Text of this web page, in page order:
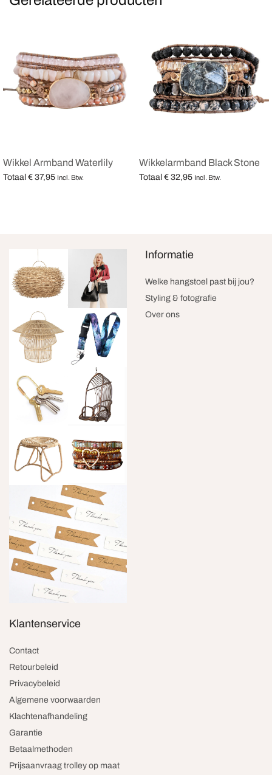
Wikkel Armband Waterlily
Totaal € 37,95 Incl. Btw.
Wikkelarmband Black Stone
Totaal € 32,95 Incl. Btw.
Informatie
Welke hangstoel past bij jou?
Styling & fotografie
Over ons
Klantenservice
Contact
Retourbeleid
Privacybeleid
Algemene voorwaarden
Klachtenafhandeling
Garantie
Betaalmethoden
Prijsaanvraag trolley op maat